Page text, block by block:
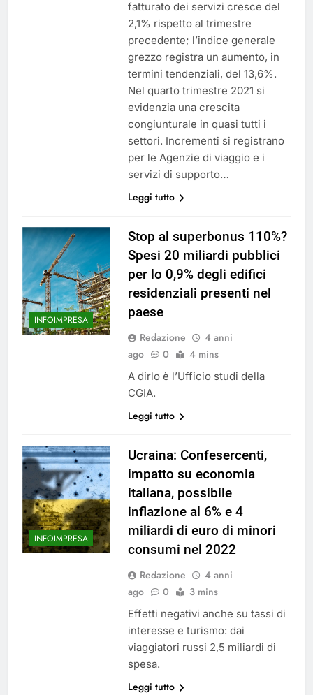
fatturato dei servizi cresce del
2,1% rispetto al trimestre
precedente; l’indice generale
grezzo registra un aumento, in
termini tendenziali, del 13,6%.
Nel quarto trimestre 2021 si
evidenzia una crescita
congiunturale in quasi tutti i
settori. Incrementi si registrano
per le Agenzie di viaggio e i
servizi di supporto…
Leggi tutto
INFOIMPRESA
Stop al superbonus 110%?
Spesi 20 miliardi pubblici
per lo 0,9% degli edifici
residenziali presenti nel
paese
Redazione
4 anni
ago
0 4 mins
A dirlo è l’Ufficio studi della
CGIA.
Leggi tutto
INFOIMPRESA
Ucraina: Confesercenti,
impatto su economia
italiana, possibile
inflazione al 6% e 4
miliardi di euro di minori
consumi nel 2022
Redazione
4 anni
ago
0 3 mins
Effetti negativi anche su tassi di
interesse e turismo: dai
viaggiatori russi 2,5 miliardi di
spesa.
Leggi tutto